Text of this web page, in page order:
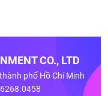
CO., LTD
phố Hồ Chí Minh